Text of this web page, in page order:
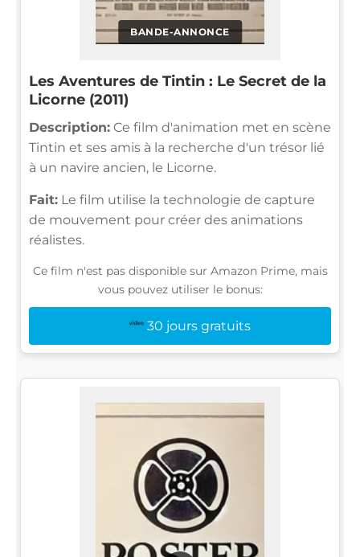
BANDE-ANNONCE
Les Aventures de Tintin : Le Secret de la
Licorne (2011)
Description: Ce film d'animation met en scène
Tintin et ses amis à la recherche d'un trésor lié
à un navire ancien, le Licorne.
Fait: Le film utilise la technologie de capture
de mouvement pour créer des animations
réalistes.
Ce film n'est pas disponible sur Amazon Prime, mais
vous pouvez utiliser le bonus:
30 jours gratuits